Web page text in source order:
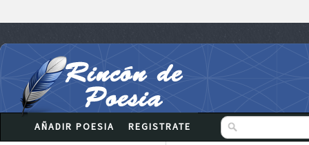
AÑADIR POESIA REGISTRATE